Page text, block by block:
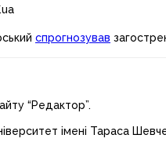
спрогнозував
“Редактор”.
імені Тараса